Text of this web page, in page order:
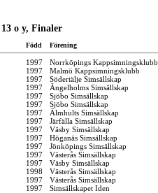
o y, Finaler
Född Förening
1997 Norrköpings Kappsimningsklubb
1997 Malmö Kappsimningsklubb
1997 Södertälje Simsällskap
1997 Ängelholms Simsällskap
1997 Sjöbo Simsällskap
1997 Sjöbo Simsällskap
1997 Älmhults Simsällskap
1997 Järfälla Simsällskap
1997 Väsby Simsällskap
1997 Höganäs Simsällskap
1997 Jönköpings Simsällskap
1997 Västerås Simsällskap
1997 Väsby Simsällskap
1998 Västerås Simsällskap
1997 Västerås Simsällskap
1997 Simsällskapet Iden